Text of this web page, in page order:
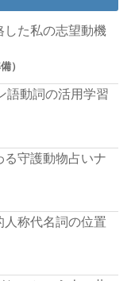
した私の志望動機
）
語動詞の活用学習
る守護動物占いナ
人称代名詞の位置